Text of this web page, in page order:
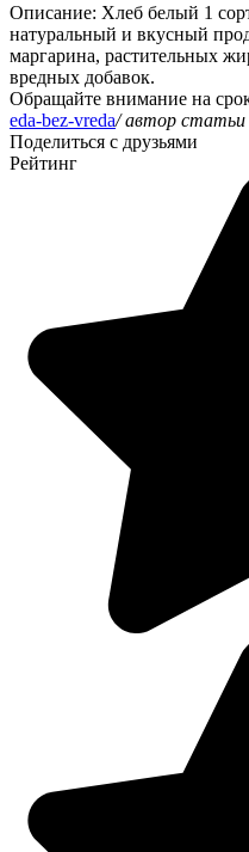
Описание: Хлеб белый 1
натуральный и вкусный
маргарина, растительных
вредных добавок.
Обращайте внимание на
eda-bez-vreda/ автор статьи
Поделиться с друзьями
Рейтинг